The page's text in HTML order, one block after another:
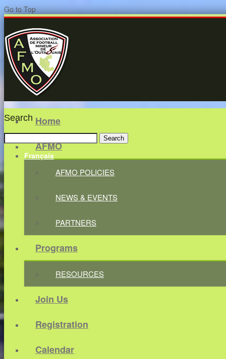
Go to Top
Search
Search
Français
Home
AFMO
AFMO POLICIES
NEWS & EVENTS
PARTNERS
Programs
RESOURCES
Join Us
Registration
Calendar